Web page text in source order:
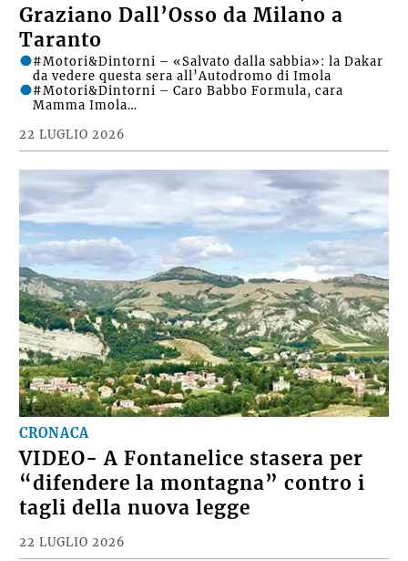
Graziano Dall’Osso da Milano a
Taranto
22 LUGLIO 2026
#Motori&Dintorni – «Salvato dalla sabbia»: la Dakar
da vedere questa sera all’Autodromo di Imola
#Motori&Dintorni – Caro Babbo Formula, cara
Mamma Imola…
CRONACA
VIDEO- A Fontanelice stasera per
“difendere la montagna” contro i
tagli della nuova legge
22 LUGLIO 2026